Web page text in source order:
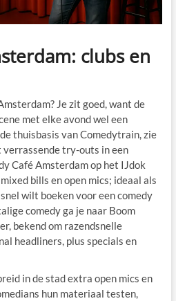
clubs en
Je zit goed, want de
met elke avond wel een
thuisbasis van Comedytrain, zie
verrassende try-outs in een
Café Amsterdam op het IJdok
bills en open mics; ideaal als
wilt boeken voor een comedy
comedy ga je naar Boom
bekend om razendsnelle
headliners, plus specials en
in de stad extra open mics en
hun materiaal testen,